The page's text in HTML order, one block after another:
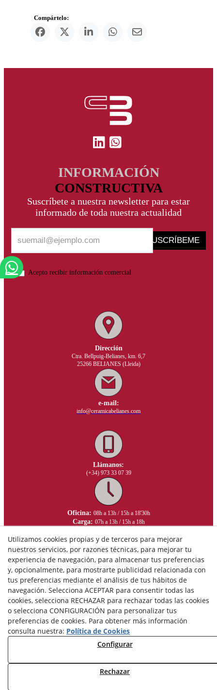
Compártelo:
INFORMACIÓN
CONSTRUCTIVA
Suscríbete a nuestra newsletter para estar
informado de toda nuestra actualidad
SUSCRÍBEME
Acepto recibir información comercial
Dirección
Ctra. Bellpuig-Belianes, km. 6,7
25266 BELIANES (Lleida)
e-mail:
info@ceramicabelianes.com
Llámanos:
(+34) 973 33 07 39
Oficina: 08h a 13h / 15h a 18'30h
Carga: 07h a 13h / 15h a 18h
Utilizamos cookies propias y de terceros para mejorar
nuestros servicios, por razones técnicas, para mejorar tu
experiencia de navegación, para almacenar tus preferencias
y, opcionalmente, para mostrarte publicidad relacionada con
tus preferencias mediante el análisis de tus hábitos de
navegación. Selecciona ACEPTAR para consentir todas las
cookies, selecciona RECHAZAR para rechazar todas las cookies
o selecciona CONFIGURACIÓN para personalizar tus
preferencias de cookies. Para obtener más información
consulta nuestra: Política de Cookies
Configurar
Rechazar